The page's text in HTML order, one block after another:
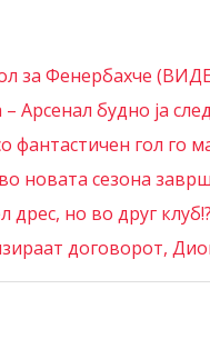
за Фенербахче
Арсенал будно ја
фантастичен гол
новата сезона
но во друг клуб!?
договорот,